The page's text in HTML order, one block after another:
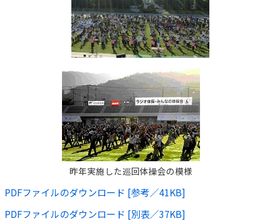
昨年実施した巡回体操会の模様
PDFファイルのダウンロード [参考／41KB]
PDFファイルのダウンロード [別表／37KB]